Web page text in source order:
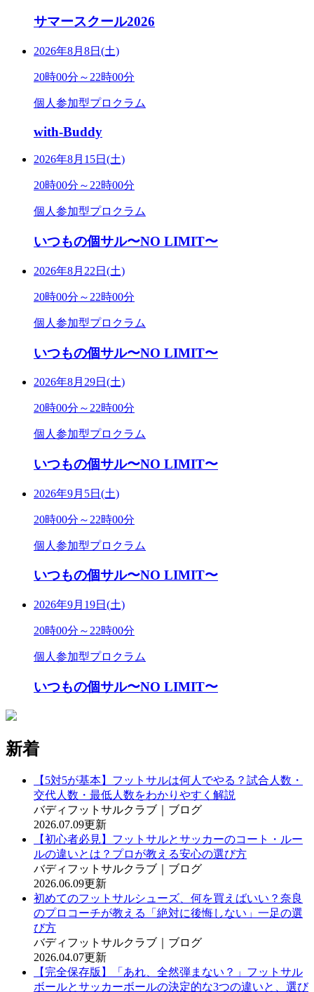
サマースクール2026
2026年8月8日(土)
20時00分～22時00分
個人参加型プロクラム
with-Buddy
2026年8月15日(土)
20時00分～22時00分
個人参加型プロクラム
いつもの個サル〜NO LIMIT〜
2026年8月22日(土)
20時00分～22時00分
個人参加型プロクラム
いつもの個サル〜NO LIMIT〜
2026年8月29日(土)
20時00分～22時00分
個人参加型プロクラム
いつもの個サル〜NO LIMIT〜
2026年9月5日(土)
20時00分～22時00分
個人参加型プロクラム
いつもの個サル〜NO LIMIT〜
2026年9月19日(土)
20時00分～22時00分
個人参加型プロクラム
いつもの個サル〜NO LIMIT〜
新着
【5対5が基本】フットサルは何人でやる？試合人数・
交代人数・最低人数をわかりやすく解説
バディフットサルクラブ｜ブログ
2026.07.09更新
【初心者必見】フットサルとサッカーのコート・ルー
ルの違いとは？プロが教える安心の選び方
バディフットサルクラブ｜ブログ
2026.06.09更新
初めてのフットサルシューズ、何を買えばいい？奈良
のプロコーチが教える「絶対に後悔しない」一足の選
び方
バディフットサルクラブ｜ブログ
2026.04.07更新
【完全保存版】「あれ、全然弾まない？」フットサル
ボールとサッカーボールの決定的な3つの違いと、選び